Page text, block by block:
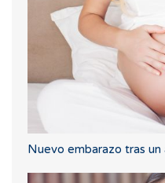
Nuevo embarazo tras